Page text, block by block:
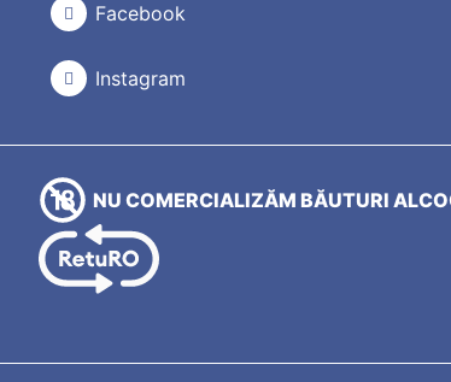
Facebook
Instagram
NU COMERCIALIZĂM BĂUTURI